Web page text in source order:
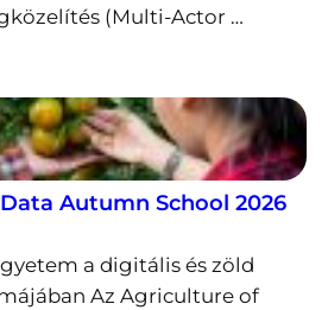
(Multi-Actor …
Autumn School 2026
a digitális és zöld
Az Agriculture of